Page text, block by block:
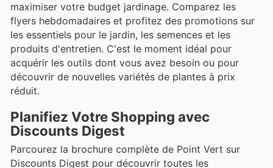
maximiser votre budget jardinage. Comparez les
flyers hebdomadaires et profitez des promotions sur
les essentiels pour le jardin, les semences et les
produits d'entretien. C'est le moment idéal pour
acquérir les outils dont vous avez besoin ou pour
découvrir de nouvelles variétés de plantes à prix
réduit.
Planifiez Votre Shopping avec
Discounts Digest
Parcourez la brochure complète de Point Vert sur
Discounts Digest pour découvrir toutes les